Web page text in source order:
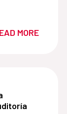
MORE
Contratación